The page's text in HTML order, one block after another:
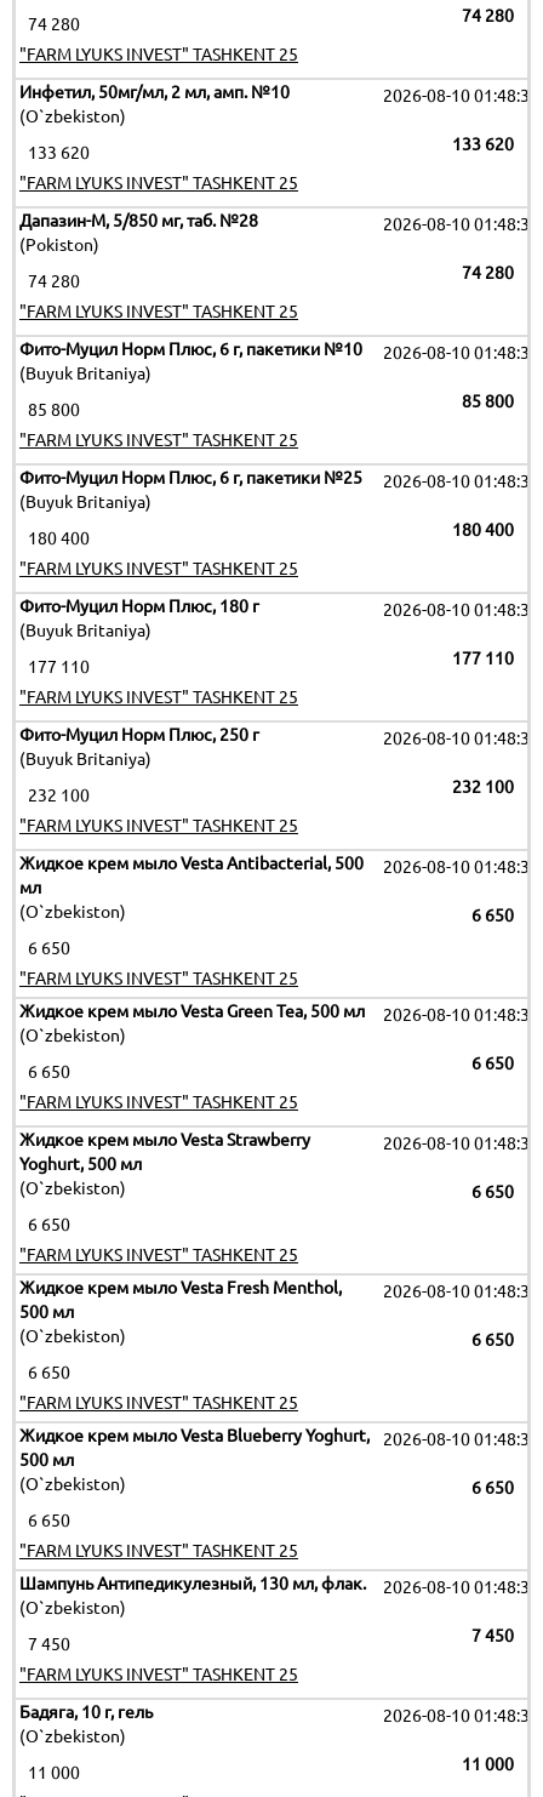
74 280
74 280
"FARM LYUKS INVEST" TASHKENT 25
Инфетил, 50мг/мл, 2 мл, амп. №10
(O`zbekiston)
2026-08-10 01:48:35
133 620
133 620
"FARM LYUKS INVEST" TASHKENT 25
Дапазин-М, 5/850 мг, таб. №28
(Pokiston)
2026-08-10 01:48:35
74 280
74 280
"FARM LYUKS INVEST" TASHKENT 25
Фито-Муцил Норм Плюс, 6 г, пакетики №10
(Buyuk Britaniya)
2026-08-10 01:48:35
85 800
85 800
"FARM LYUKS INVEST" TASHKENT 25
Фито-Муцил Норм Плюс, 6 г, пакетики №25
(Buyuk Britaniya)
2026-08-10 01:48:35
180 400
180 400
"FARM LYUKS INVEST" TASHKENT 25
Фито-Муцил Норм Плюс, 180 г
(Buyuk Britaniya)
2026-08-10 01:48:35
177 110
177 110
"FARM LYUKS INVEST" TASHKENT 25
Фито-Муцил Норм Плюс, 250 г
(Buyuk Britaniya)
2026-08-10 01:48:35
232 100
232 100
"FARM LYUKS INVEST" TASHKENT 25
Жидкое крем мыло Vesta Antibacterial, 500
мл
(O`zbekiston)
2026-08-10 01:48:35
6 650
6 650
"FARM LYUKS INVEST" TASHKENT 25
Жидкое крем мыло Vesta Green Tea, 500 мл
(O`zbekiston)
2026-08-10 01:48:35
6 650
6 650
"FARM LYUKS INVEST" TASHKENT 25
Жидкое крем мыло Vesta Strawberry
Yoghurt, 500 мл
(O`zbekiston)
2026-08-10 01:48:35
6 650
6 650
"FARM LYUKS INVEST" TASHKENT 25
Жидкое крем мыло Vesta Fresh Menthol,
500 мл
(O`zbekiston)
2026-08-10 01:48:35
6 650
6 650
"FARM LYUKS INVEST" TASHKENT 25
Жидкое крем мыло Vesta Blueberry Yoghurt,
500 мл
(O`zbekiston)
2026-08-10 01:48:35
6 650
6 650
"FARM LYUKS INVEST" TASHKENT 25
Шампунь Антипедикулезный, 130 мл, флак.
(O`zbekiston)
2026-08-10 01:48:35
7 450
7 450
"FARM LYUKS INVEST" TASHKENT 25
Бадяга, 10 г, гель
(O`zbekiston)
2026-08-10 01:48:35
11 000
11 000